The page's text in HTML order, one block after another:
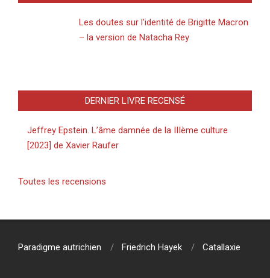
Les doutes sur l’identité de Brigitte Macron
– la version de Natacha Rey
DERNIER LIVRE RECENSÉ
Jeffrey Epstein. L’âme damnée de la IIIème culture
[2023] de Xavier Raufer
Toutes les recensions
Paradigme autrichien Friedrich Hayek Catallaxie